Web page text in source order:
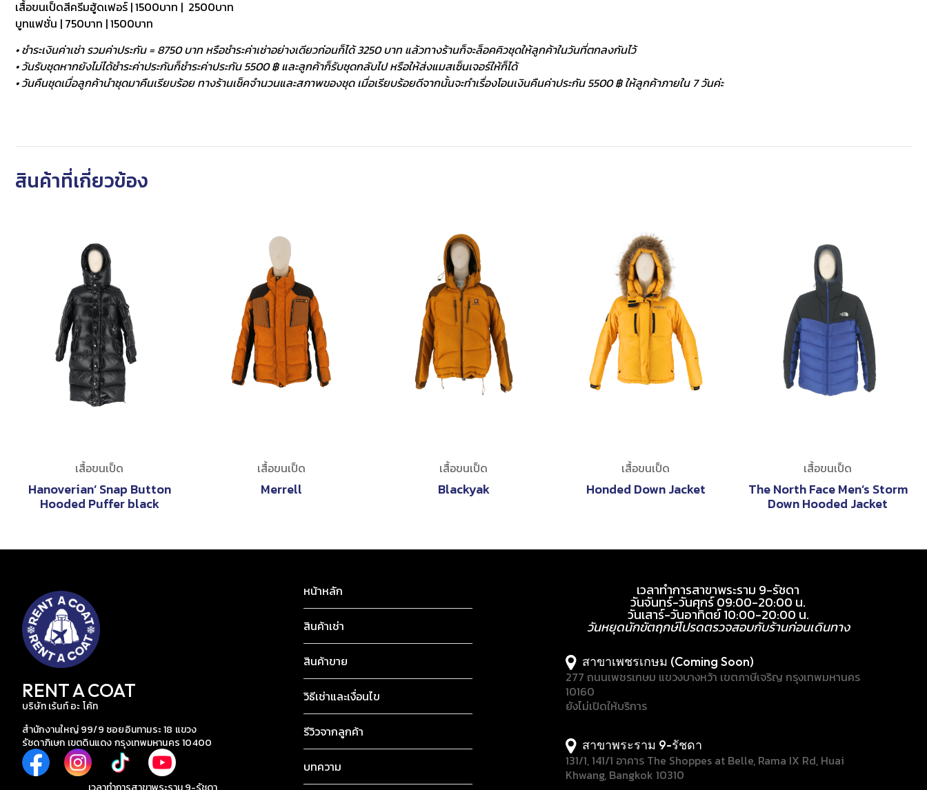
เสื้อขนเป็ดสีครีมฮู้ดเฟอร์ | 1500บาท | 2500บาท
บูทแฟชั่น | 750บาท | 1500บาท
• ชำระเงินค่าเช่า รวมค่าประกัน = 8750 บาท หรือชำระค่าเช่าอย่างเดียวก่อนก็ได้ 3250 บาท แล้วทางร้านก็จะล็อคคิวชุดให้ลูกค้าในวันที่ตกลงกันไว้
• วันรับชุดหากยังไม่ได้ชำระค่าประกันก็ชำระค่าประกัน 5500 ฿ และลูกค้าก็รับชุดกลับไป หรือให้ส่งแมสเซ็นเจอร์ให้ก็ได้
• วันคืนชุดเมื่อลูกค้านำชุดมาคืนเรียบร้อย ทางร้านเช็คจำนวนและสภาพของชุด เมื่อเรียบร้อยดีจากนั้นจะทำเรื่องโอนเงินคืนค่าประกัน 5500 ฿ ให้ลูกค้าภายใน 7 วันค่ะ
สินค้าที่เกี่ยวข้อง
เสื้อขนเป็ด
Hanoverian’ Snap Button
Hooded Puffer black
เสื้อขนเป็ด
Merrell
เสื้อขนเป็ด
Blackyak
เสื้อขนเป็ด
Honded Down Jacket
เสื้อขนเป็ด
The North Face Men’s Storm
Down Hooded Jacket
RENT A COAT
บริษัท เร้นท์ อะ โค้ท
สำนักงานใหญ่ 99/9 ซอยอินทามระ 18 แขวง
รัชดาภิเษก เขตดินแดง กรุงเทพมหานคร 10400
หน้าหลัก
สินค้าเช่า
สินค้าขาย
วิธีเช่าและเงื่อนไข
รีวิวจากลูกค้า
บทความ
เวลาทำการสาขาพระราม 9-รัชดา
วันจันทร์-วันศุกร์ 09:00-20:00 น.
วันเสาร์-วันอาทิตย์ 10:00-20:00 น.
วันหยุดนักขัตฤกษ์โปรดตรวจสอบกับร้านก่อนเดินทาง
สาขาเพชรเกษม (Coming Soon)
277 ถนนเพชรเกษม แขวงบางหว้า เขตภาษีเจริญ กรุงเทพมหานคร
10160
ยังไม่เปิดให้บริการ
สาขาพระราม 9-รัชดา
131/1, 141/1 อาคาร The Shoppes at Belle, Rama IX Rd, Huai
Khwang, Bangkok 10310